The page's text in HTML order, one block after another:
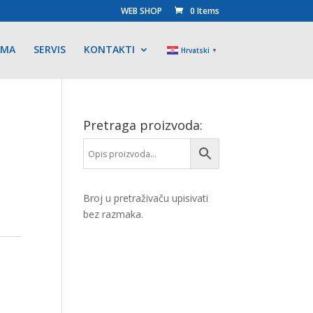
WEB SHOP 0 Items
SERVIS KONTAKTI Hrvatski ▼
Pretraga proizvoda:
Broj u pretraživaču upisivati
bez razmaka.